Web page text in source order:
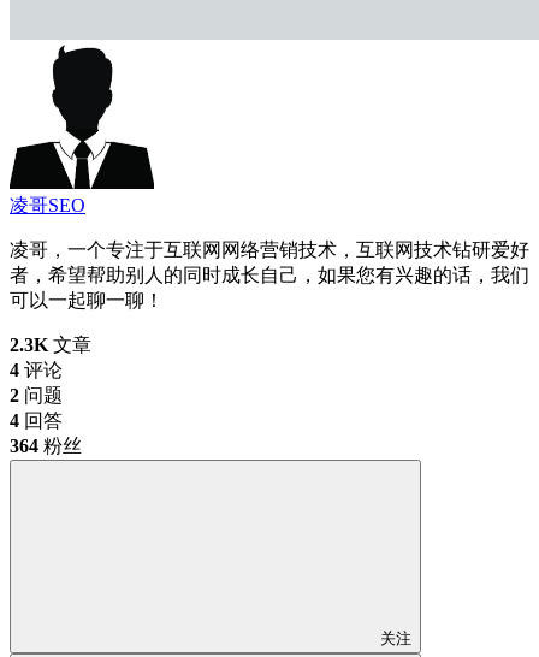
凌哥SEO
凌哥，一个专注于互联网网络营销技术，互联网技术钻研爱好
者，希望帮助别人的同时成长自己，如果您有兴趣的话，我们
可以一起聊一聊！
2.3K 文章
4 评论
2 问题
4 回答
364 粉丝
关注